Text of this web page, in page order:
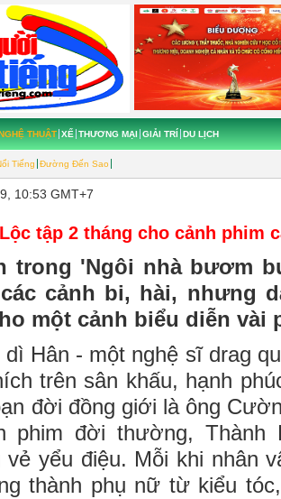
THUẬT
Tiếng Đường Đến Sao
XẾ THƯƠNG MẠI GIẢI TRÍ DU LỊCH
10:53 GMT+7
tập 2 tháng cho cảnh phim
trong 'Ngôi nhà bươm
cảnh bi, hài, nhưng
một cảnh biểu diễn vài
Hân - một nghệ sĩ drag
trên sân khấu, hạnh
đời đồng giới là ông
phim đời thường, Thành
vẻ yểu điệu. Mỗi khi nhân
thành phụ nữ từ kiểu